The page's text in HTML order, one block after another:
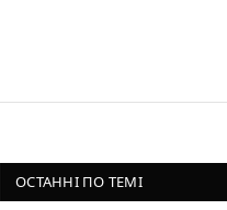
ОСТАННІ ПО ТЕМІ